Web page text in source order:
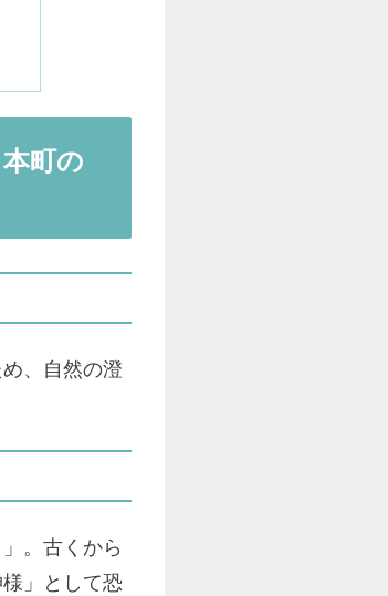
町の
、自然の澄
。古くから
」として恐